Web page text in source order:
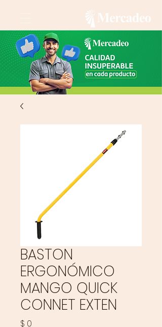
BASTON
ERGONÓMICO
MANGO QUICK
CONNET EXTEN
$ 0